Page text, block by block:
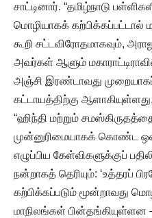
சாட்டினார். “தமிழ்நாடு
மொழியாகக் கற்பிக்கப்பட்டால்
கூறி சட்டவிரோதமாகவும்,
அவர்கள் ஆளும்
அஞ்சி இரண்டாவது
கட்டாயத்திற்கு
“ஹிந்தி மற்றும்
முன்னுரிமையாகக் கொண்ட
எழுப்பிய கேள்விகளுக்குப்
நன்றாகத் தெரியும்: ‘உத்தரப்
கற்பிக்கப்படும் மூன்றாவது
மாநிலங்கள்